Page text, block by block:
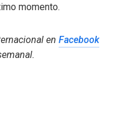
momento.
en Facebook
.